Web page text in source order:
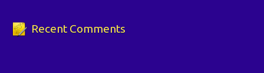
Recent Comments